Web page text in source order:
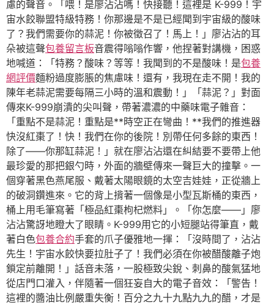
慮的聲音。「喂！是廖沾沾嗎！快接聽！這裡是 K-999！宇
宙水餃聯盟特級特務！你那邊是不是已經聞到宇宙級的酸味
了？我們需要你的蒜泥！你被徵召了！馬上！」廖沾沾的耳
朵被這聲包養留言板音震得嗡嗡作響，他捏著對講機，困惑
地喊道：「特務？酸味？等等！我聞到的不是酸味！是包養
網評價麵粉過度膨脹的焦慮味！還有，我現在走不開！我的
陳年老蒜泥需要每隔三小時的溫和震動！」「蒜泥？」對面
傳來K-999崩潰的尖叫聲，帶著濃濃的中藥味電子雜音：
「重點不是蒜泥！重點是**時空正在彎曲！**我們的推進器
快沒紅棗了！快！我們在你的後院！別帶任何多餘的東西！
除了——你那缸蒜泥！」就在廖沾沾還在糾結要不要帶上他
最珍愛的那把銀勺時，外面的牆壁傳來一聲巨大的撞擊。一
個穿著黑色燕尾服、戴著太陽眼鏡的太空吉娃娃，正從牆上
的破洞鑽進來。它的背上揹著一個像是小型瓦斯桶的東西，
桶上用毛筆寫著「極品紅棗枸杞燃料」。「你怎麼——」廖
沾沾驚訝地瞪大了眼睛。K-999用它的小短腿站得筆直，戴
著白色包養合約手套的爪子優雅地一揮：「沒時間了，沾沾
先生！宇宙水餃快要拉肚子了！我們必須在你被醋酸離子炮
鎖定前離開！」話音未落，一股極致尖銳、刺鼻的酸氣猛地
從店門口灌入，伴隨著一個狂妄自大的電子音效：「警告！
這裡的醬油比例嚴重失衡！百分之九十九點九九的醋，才是